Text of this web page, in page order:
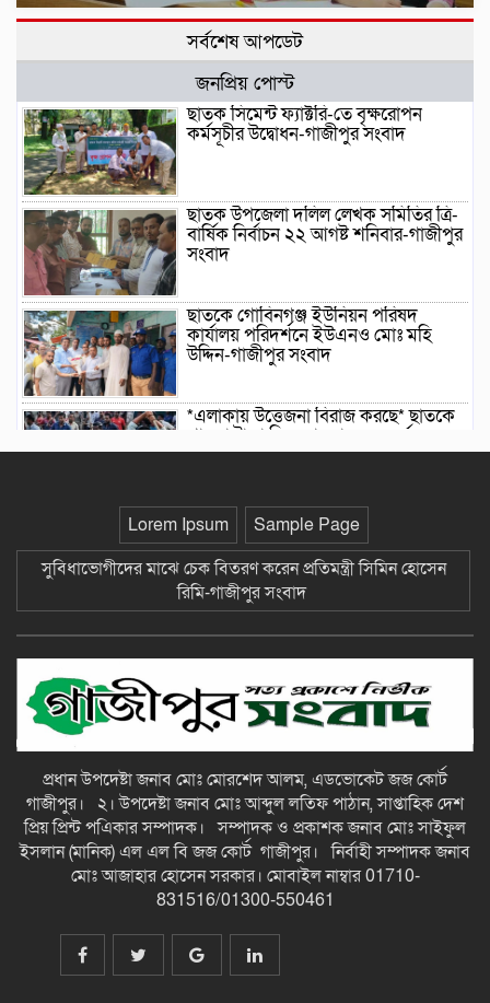
সর্বশেষ আপডেট
জনপ্রিয় পোস্ট
ছাতক সিমেন্ট ফ্যাক্টরি-তে বৃক্ষরোপন
কর্মসূচীর উদ্বোধন-গাজীপুর সংবাদ
ছাতক উপজেলা দলিল লেখক সমিতির ত্রি-
বার্ষিক নির্বাচন ২২ আগষ্ট শনিবার-গাজীপুর
সংবাদ
ছাতকে গোবিনগঞ্জ ইউনিয়ন পরিষদ
কার্যালয় পরিদর্শনে ইউএনও মোঃ মহি
উদ্দিন-গাজীপুর সংবাদ
*এলাকায় উত্তেজনা বিরাজ করছে* ছাতকে
পাওনা টাকা নিয়ে হামলা ও সংঘর্ষের
ঘটনায় আহত-৮ জন-গাজীপুর সংবাদ
ছাতকে আলীগঞ্জ বাজারে সাবেক মেম্বার
আব্দুন নুরের উপর সন্ত্রাসী হামলায় প্রতিবাদ
সভা-গাজীপুর সংবাদ
জুলাই গন-অভ্যুত্থান দিবস উপলক্ষে
চিত্রাঙ্কন প্রতিযোগিতায় সাংবাদিক কন্যা
নীলা ১ম স্হান করেছে-গাজীপুর সংবাদ
ছাতকে বিদ্যুৎ বিল, লোডশেডিংয়ের
প্রতিবাদে চরবাড়ুকা গ্রামের গ্রাহকদের
প্রতিবাদ ও ক্ষোভ-গাজীপুর সংবাদ
১২ হাজার টাকার ঋণে ১৩ লাখ টাকার
মামলা: সুদের ফাঁদে নীরব নির্যাতনের
শিকার, গ্রেপ্তার সুদ ব্যবসায়ী-গাজীপুর
সংবাদ
মুখরিত রাণীশংকৈল মডেল মসজিদ, শুরু
হলো ইবাদত ও ইসলামী জ্ঞানচর্চার নতুন
অধ্যায়-গাজীপুর সংবাদ
Lorem Ipsum
Sample Page
সুবিধাভোগীদের মাঝে চেক বিতরণ করেন প্রতিমন্ত্রী সিমিন হোসেন
রিমি-গাজীপুর সংবাদ
প্রধান উপদেষ্টা জনাব মোঃ মোরশেদ আলম, এডভোকেট জজ কোর্ট
গাজীপুর। ২। উপদেষ্টা জনাব মোঃ আব্দুল লতিফ পাঠান, সাপ্তাহিক দেশ
প্রিয় প্রিন্ট পএিকার সম্পাদক। সম্পাদক ও প্রকাশক জনাব মোঃ সাইফুল
ইসলান (মানিক) এল এল বি জজ কোর্ট গাজীপুর। নির্বাহী সম্পাদক জনাব
মোঃ আজাহার হোসেন সরকার। মোবাইল নাম্বার 01710-
831516/01300-550461